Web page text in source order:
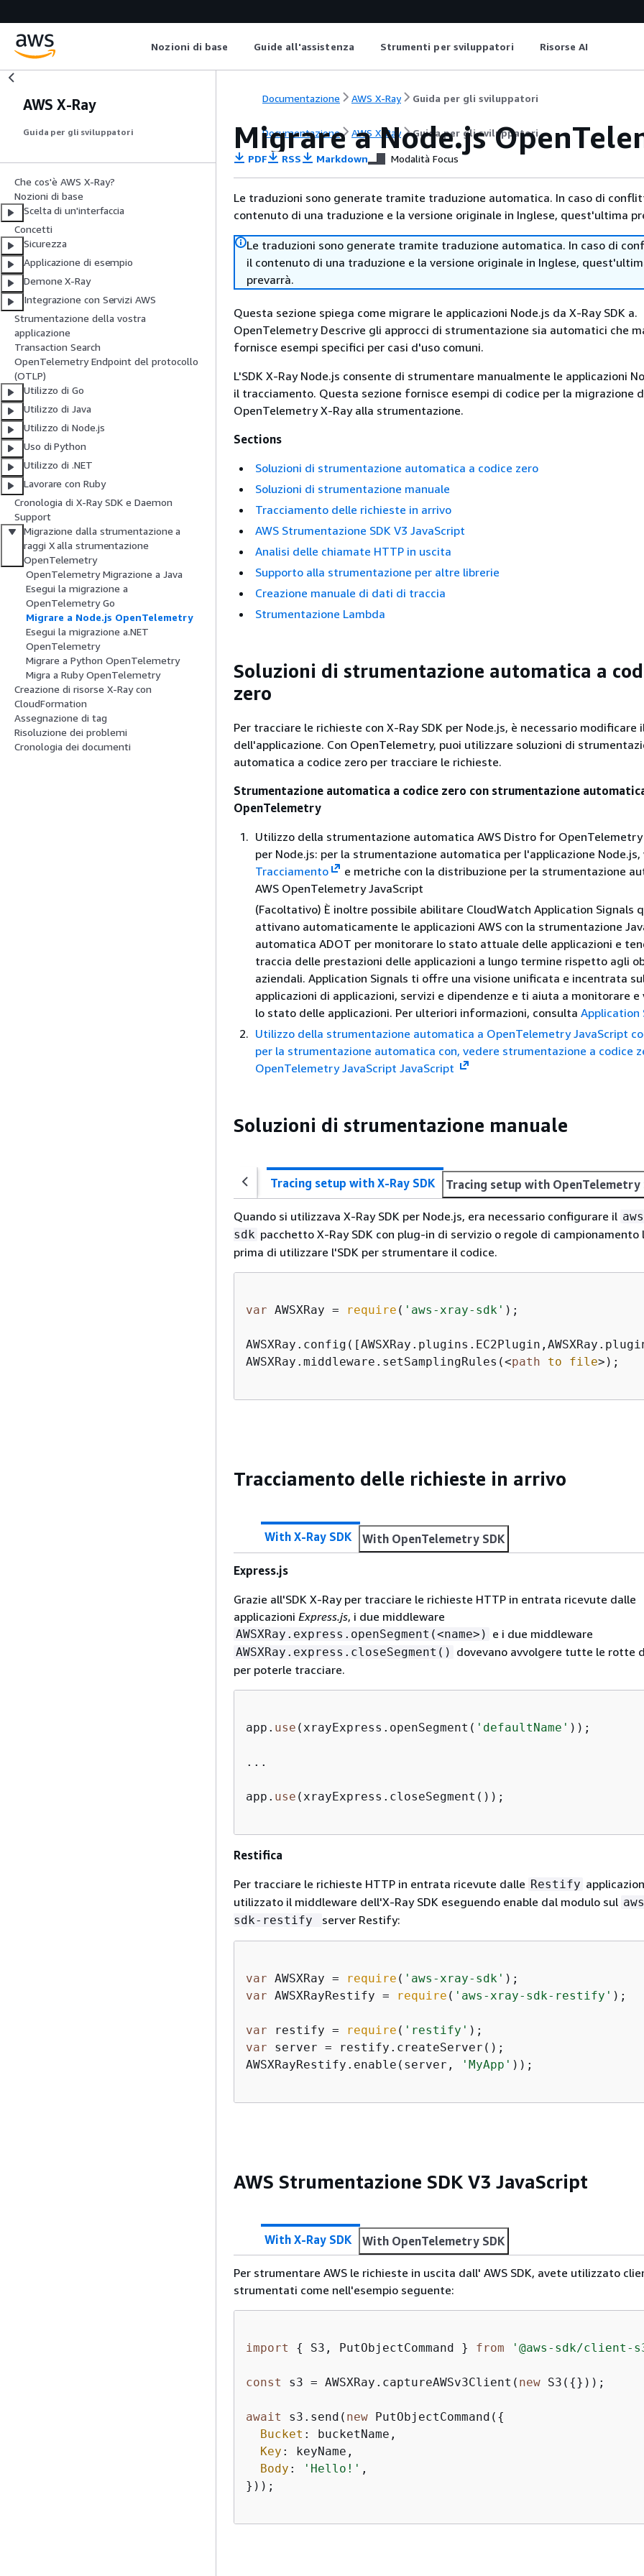
Nozioni di base Guide all'assistenza Strumenti per sviluppatori Risorse AI
AWS X-Ray
Guida per gli sviluppatori
Che cos'è AWS X-Ray?
Nozioni di base
Scelta di un'interfaccia
Concetti
Sicurezza
Applicazione di esempio
Demone X-Ray
Integrazione con Servizi AWS
Strumentazione della vostra
applicazione
Transaction Search
OpenTelemetry Endpoint del protocollo
(OTLP)
Utilizzo di Go
Utilizzo di Java
Utilizzo di Node.js
Uso di Python
Utilizzo di .NET
Lavorare con Ruby
Cronologia di X-Ray SDK e Daemon
Support
Migrazione dalla strumentazione a
raggi X alla strumentazione
OpenTelemetry
OpenTelemetry Migrazione a Java
Esegui la migrazione a
OpenTelemetry Go
Migrare a Node.js OpenTelemetry
Esegui la migrazione a.NET
OpenTelemetry
Migrare a Python OpenTelemetry
Migra a Ruby OpenTelemetry
Creazione di risorse X-Ray con
CloudFormation
Assegnazione di tag
Risoluzione dei problemi
Cronologia dei documenti
Documentazione AWS X-Ray Guida per gli sviluppatori
Documentazione AWS X-Ray Guida per gli sviluppatori
Migrare a Node.js
PDF RSS Markdown Modalità Focus
Le traduzioni sono generate tramite traduzione automatica. In caso di
contenuto di una traduzione e la versione originale in Inglese, quest'ultima
Le traduzioni sono generate tramite traduzione automatica. In caso di
il contenuto di una traduzione e la versione originale in Inglese,
prevarrà.
Questa sezione spiega come migrare le applicazioni Node.js da X-Ray SDK a.
OpenTelemetry Descrive gli approcci di strumentazione sia automatici che
fornisce esempi specifici per casi d'uso comuni.
L'SDK X-Ray Node.js consente di strumentare manualmente le applicazioni
il tracciamento. Questa sezione fornisce esempi di codice per la migrazione
OpenTelemetry X-Ray alla strumentazione.
Sections
Soluzioni di strumentazione automatica a codice zero
Soluzioni di strumentazione manuale
Tracciamento delle richieste in arrivo
AWS Strumentazione SDK V3 JavaScript
Analisi delle chiamate HTTP in uscita
Supporto alla strumentazione per altre librerie
Creazione manuale di dati di traccia
Strumentazione Lambda
Soluzioni di strumentazione automatica a
zero
Per tracciare le richieste con X-Ray SDK per Node.js, è necessario modificare
dell'applicazione. Con OpenTelemetry, puoi utilizzare soluzioni di
automatica a codice zero per tracciare le richieste.
Strumentazione automatica a codice zero con strumentazione
OpenTelemetry
Utilizzo della strumentazione automatica AWS Distro for OpenTelemetry
per Node.js: per la strumentazione automatica per l'applicazione Node.js,
Tracciamento
e metriche con la distribuzione per la strumentazione
AWS OpenTelemetry JavaScript
(Facoltativo) È inoltre possibile abilitare CloudWatch Application Signals
attivano automaticamente le applicazioni AWS con la strumentazione
automatica ADOT per monitorare lo stato attuale delle applicazioni e
traccia delle prestazioni delle applicazioni a lungo termine rispetto agli
aziendali. Application Signals ti offre una visione unificata e incentrata
applicazioni di applicazioni, servizi e dipendenze e ti aiuta a monitorare e
lo stato delle applicazioni. Per ulteriori informazioni, consulta Application
Utilizzo della strumentazione automatica a OpenTelemetry JavaScript
per la strumentazione automatica con, vedere strumentazione a codice
OpenTelemetry JavaScript JavaScript
Soluzioni di strumentazione manuale
Tracing setup with X-Ray SDK Tracing setup with
Quando si utilizzava X-Ray SDK per Node.js, era necessario configurare il
sdk pacchetto X-Ray SDK con plug-in di servizio o regole di campionamento
prima di utilizzare l'SDK per strumentare il codice.
var AWSXRay = require ( 'aws-xray-sdk' );
AWSXRay.middleware.setSamplingRules(<path to file> );
Tracciamento delle richieste in arrivo
With X-Ray SDK With OpenTelemetry SDK
Express.js
Grazie all'SDK X-Ray per tracciare le richieste HTTP in entrata ricevute dalle
applicazioni Express.js, i due middleware
AWSXRay.express.openSegment(<name>) e i due middleware
AWSXRay.express.closeSegment() dovevano avvolgere tutte le rotte
per poterle tracciare.
app. use (xrayExpress.openSegment( 'defaultName' ));
...
app. use (xrayExpress.closeSegment());
Restifica
Per tracciare le richieste HTTP in entrata ricevute dalle Restify
utilizzato il middleware dell'X-Ray SDK eseguendo enable dal modulo sul
sdk-restify
server Restify:
var AWSXRay = require ( 'aws-xray-sdk'
var AWSXRayRestify = require ( 'aws-xray-sdk-restify' );
var restify = require ( 'restify'
var server = restify.createServer();
AWSXRayRestify.enable(server,
'MyApp' ));
AWS Strumentazione SDK V3 JavaScript
With X-Ray SDK With OpenTelemetry SDK
Per strumentare AWS le richieste in uscita dall' AWS SDK, avete utilizzato
strumentati come nell'esempio seguente:
import { S3, PutObjectCommand } from '@aws-sdk/client-
const s3 = AWSXRay.captureAWSv3Client( new S3( {}));
await s3.send( new PutObjectCommand( {
Bucket : bucketName,
Key : keyName,
Body : 'Hello!' ,
}));